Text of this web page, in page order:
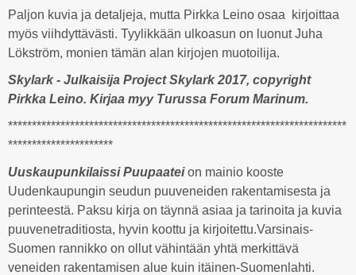
Paljon kuvia ja detaljeja, mutta Pirkka Leino osaa kirjoittaa
myös viihdyttävästi. Tyylikkään ulkoasun on luonut Juha
Lökström, monien tämän alan kirjojen muotoilija.
Skylark - Julkaisija Project Skylark 2017, copyright
Pirkka Leino. Kirjaa myy Turussa Forum Marinum.
***********************************************************************
**********************
Uuskaupunkilaissi Puupaateion mainio kooste
Uudenkaupungin seudun puuveneiden rakentamisesta ja
perinteestä. Paksu kirja on täynnä asiaa ja tarinoita ja kuvia
puuvenetraditiosta, hyvin koottu ja kirjoitettu.Varsinais-
Suomen rannikko on ollut vähintään yhtä merkittävä
veneiden rakentamisen alue kuin itäinen-Suomenlahti.